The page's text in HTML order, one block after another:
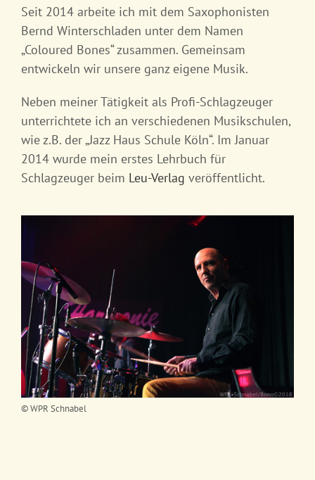
Seit 2014 arbeite ich mit dem Saxophonisten
Bernd Winterschladen unter dem Namen
„Coloured Bones“ zusammen. Gemeinsam
entwickeln wir unsere ganz eigene Musik.
Neben meiner Tätigkeit als Profi-Schlagzeuger
unterrichtete ich an verschiedenen Musikschulen,
wie z.B. der „Jazz Haus Schule Köln“. Im Januar
2014 wurde mein erstes Lehrbuch für
Schlagzeuger beim Leu-Verlag veröffentlicht.
© WPR Schnabel